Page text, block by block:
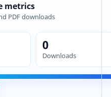
metrics
PDF downloads
0
Downloads